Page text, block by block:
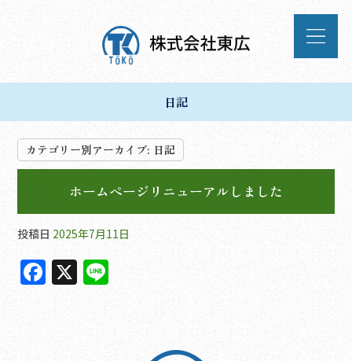
日記
カテゴリー別アーカイブ: 日記
ホームページリニューアルしました
投稿日 2025年7月11日
F
a
X